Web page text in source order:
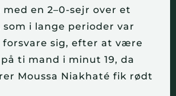
en 2–0-sejr over et
i lange perioder var
sig, efter at være
ti mand i minut 19, da
Moussa Niakhaté fik rødt